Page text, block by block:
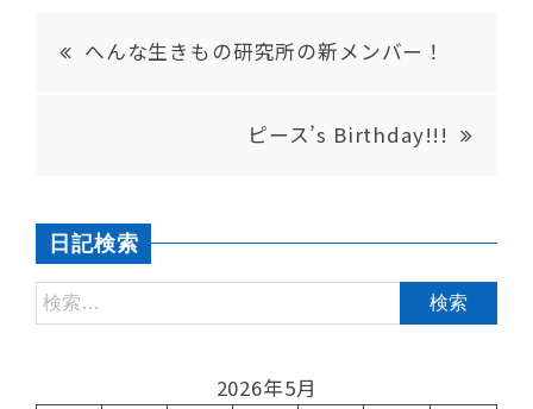
へんな生きもの研究所の新メンバー！
ピース’s Birthday!!!
日記検索
2026年5月